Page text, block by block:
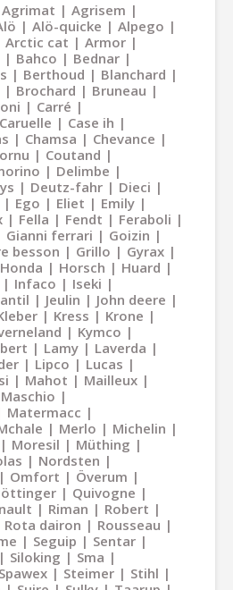
Agrimat
Agrisem
Alö-quicke
Alpego
Arctic cat
Armor
Bahco
Bednar
Berthoud
Blanchard
Brochard
Bruneau
Carré
Caruelle
Case ih
Chamsa
Chevance
Coutand
Delimbe
Deutz-fahr
Dieci
Ego Eliet
Emily
Fella Fendt
Feraboli
Gianni ferrari
Goizin
besson Grillo
Gyrax
Honda Horsch
Huard
Infaco
Iseki
Jeulin
John deere
Kress
Krone
Kymco
Lamy
Laverda
Lipco
Lucas
Mahot
Mailleux
Maschio
Matermacc
Merlo
Michelin
Moresil
Müthing
Nordsten
Omfort
Överum
Quivogne
Riman
Robert
Rota dairon
Rousseau
Seguip
Sentar
Siloking
Sma
Spawex Steimer
Stihl